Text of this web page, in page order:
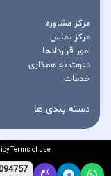
مرکز مشاوره
مرکز تماس
امور قراردادها
دعوت به همکاری
خدمات
دسته بندی ها
Terms of use